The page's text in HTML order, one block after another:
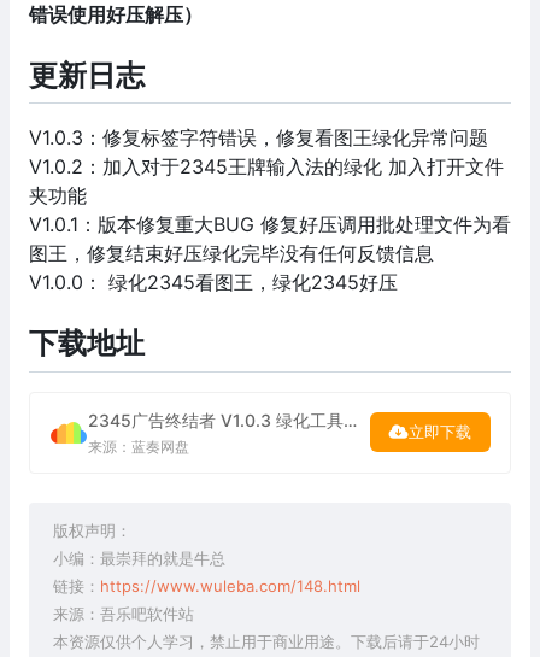
错误使用好压解压）
更新日志
V1.0.3：修复标签字符错误，修复看图王绿化异常问题
V1.0.2：加入对于2345王牌输入法的绿化 加入打开文件
夹功能
V1.0.1：版本修复重大BUG 修复好压调用批处理文件为看
图王，修复结束好压绿化完毕没有任何反馈信息
V1.0.0： 绿化2345看图王，绿化2345好压
下载地址
2345广告终结者 V1.0.3 绿化工具下载
来源：蓝奏网盘
立即下载
版权声明：
小编：最崇拜的就是牛总
链接： https://www.wuleba.com/148.html
来源：吾乐吧软件站
本资源仅供个人学习，禁止用于商业用途。下载后请于24小时